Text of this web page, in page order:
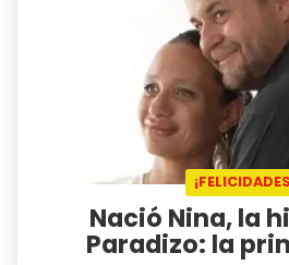
Nació Nina, la
Paradizo: la